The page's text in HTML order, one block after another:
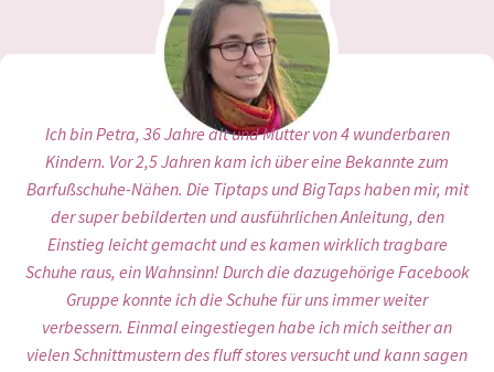
Ich bin Elina aus Lettland! Bin Mama von 5 Kindern. Ich habe
2017, als meine vierte Tochter Bella geboren wurde,
angefangen, Stoffwindeln zu nähen. Da ich die tollsten und
bequemsten Schnittmuster der Stoffindeln vom fluff store
kennengelernt habe, habe ich angefangen die fluff store
Stoffwindeln gewerblich zu naehen und so verkaufe ich die
seit 2017 mit meinem Label BabyBella.
Ich liebe die Idee, was gutes für die Babys und unsere Umwelt
Ich bin Petra, 36 Jahre alt und Mutter von 4 wunderbaren
Kindern. Vor 2,5 Jahren kam ich über eine Bekannte zum
Barfußschuhe-Nähen. Die Tiptaps und BigTaps haben mir, mit
der super bebilderten und ausführlichen Anleitung, den
Einstieg leicht gemacht und es kamen wirklich tragbare
Schuhe raus, ein Wahnsinn! Durch die dazugehörige Facebook
Gruppe konnte ich die Schuhe für uns immer weiter
verbessern. Einmal eingestiegen habe ich mich seither an
vielen Schnittmustern des fluff stores versucht und kann sagen
Den Fluff-Store habe ich vor ein paar Jahren entdeckt, als ich
auf der Suche nach Schnittmuster für Windeln war. Eigentlich
auch nur, um eine bereits vorhandene Windel zu reparieren.
Sehr bald wurde der Fluff-Store zu einem meiner Lieblings-
Schnittmuster Shops.
Am liebsten sind mir und meiner Familie tatsächlich die
Unterhosen: Mister Fluffster für meinen Mann (der will keine
anderen mehr), Miss Fluffster für mich und die Underfluff für
meine Kinder. Der große Vorteil, wenn man Unterwäsche